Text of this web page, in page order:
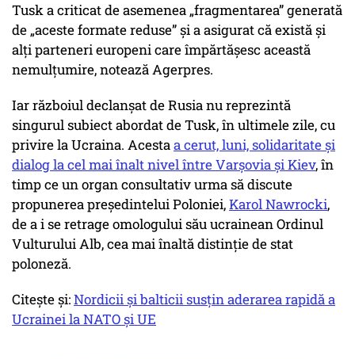
Tusk a criticat de asemenea „fragmentarea” generată
de „aceste formate reduse” şi a asigurat că există şi
alţi parteneri europeni care împărtăşesc această
nemulţumire, notează Agerpres.
Iar războiul declanșat de Rusia nu reprezintă
singurul subiect abordat de Tusk, în ultimele zile, cu
privire la Ucraina. Acestaa cerut, luni, solidaritate şi
dialog la cel mai înalt nivel între Varşovia şi Kiev, în
timp ce un organ consultativ urma să discute
propunerea preşedintelui Poloniei,Karol Nawrocki,
de a i se retrage omologului său ucrainean Ordinul
Vulturului Alb, cea mai înaltă distinţie de stat
poloneză.
Citește și:Nordicii şi balticii susțin aderarea rapidă a
Ucrainei la NATO şi UE